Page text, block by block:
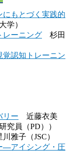
もとづく実践的
学）
ーニング 杉田
認知トレーニン
リー 近藤衣美
究員（PD））
雅子（JSC）
―アイシング・圧